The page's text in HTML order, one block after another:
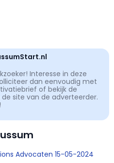
Interesse in deze
dan eenvoudig met
of bekijk de
site van de adverteerder.
Advocaten 15-05-2024